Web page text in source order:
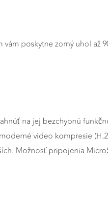
poskytne zorný uhol až
na jej bezchybnú
video kompresie
Možnosť pripojenia